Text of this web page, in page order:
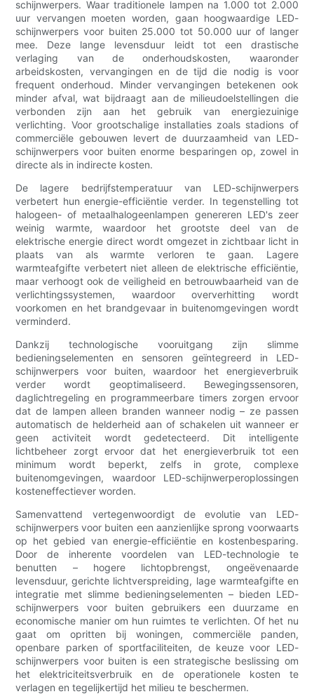
schijnwerpers. Waar traditionele lampen na 1.000 tot 2.000
uur vervangen moeten worden, gaan hoogwaardige LED-
schijnwerpers voor buiten 25.000 tot 50.000 uur of langer
mee. Deze lange levensduur leidt tot een drastische
verlaging van de onderhoudskosten, waaronder
arbeidskosten, vervangingen en de tijd die nodig is voor
frequent onderhoud. Minder vervangingen betekenen ook
minder afval, wat bijdraagt ​​aan de milieudoelstellingen die
verbonden zijn aan het gebruik van energiezuinige
verlichting. Voor grootschalige installaties zoals stadions of
commerciële gebouwen levert de duurzaamheid van LED-
schijnwerpers voor buiten enorme besparingen op, zowel in
directe als in indirecte kosten.
De lagere bedrijfstemperatuur van LED-schijnwerpers
verbetert hun energie-efficiëntie verder. In tegenstelling tot
halogeen- of metaalhalogeenlampen genereren LED's zeer
weinig warmte, waardoor het grootste deel van de
elektrische energie direct wordt omgezet in zichtbaar licht in
plaats van als warmte verloren te gaan. Lagere
warmteafgifte verbetert niet alleen de elektrische efficiëntie,
maar verhoogt ook de veiligheid en betrouwbaarheid van de
verlichtingssystemen, waardoor oververhitting wordt
voorkomen en het brandgevaar in buitenomgevingen wordt
verminderd.
Dankzij technologische vooruitgang zijn slimme
bedieningselementen en sensoren geïntegreerd in LED-
schijnwerpers voor buiten, waardoor het energieverbruik
verder wordt geoptimaliseerd. Bewegingssensoren,
daglichtregeling en programmeerbare timers zorgen ervoor
dat de lampen alleen branden wanneer nodig – ze passen
automatisch de helderheid aan of schakelen uit wanneer er
geen activiteit wordt gedetecteerd. Dit intelligente
lichtbeheer zorgt ervoor dat het energieverbruik tot een
minimum wordt beperkt, zelfs in grote, complexe
buitenomgevingen, waardoor LED-schijnwerperoplossingen
kosteneffectiever worden.
Samenvattend vertegenwoordigt de evolutie van LED-
schijnwerpers voor buiten een aanzienlijke sprong voorwaarts
op het gebied van energie-efficiëntie en kostenbesparing.
Door de inherente voordelen van LED-technologie te
benutten – hogere lichtopbrengst, ongeëvenaarde
levensduur, gerichte lichtverspreiding, lage warmteafgifte en
integratie met slimme bedieningselementen – bieden LED-
schijnwerpers voor buiten gebruikers een duurzame en
economische manier om hun ruimtes te verlichten. Of het nu
gaat om opritten bij woningen, commerciële panden,
openbare parken of sportfaciliteiten, de keuze voor LED-
schijnwerpers voor buiten is een strategische beslissing om
het elektriciteitsverbruik en de operationele kosten te
verlagen en tegelijkertijd het milieu te beschermen.